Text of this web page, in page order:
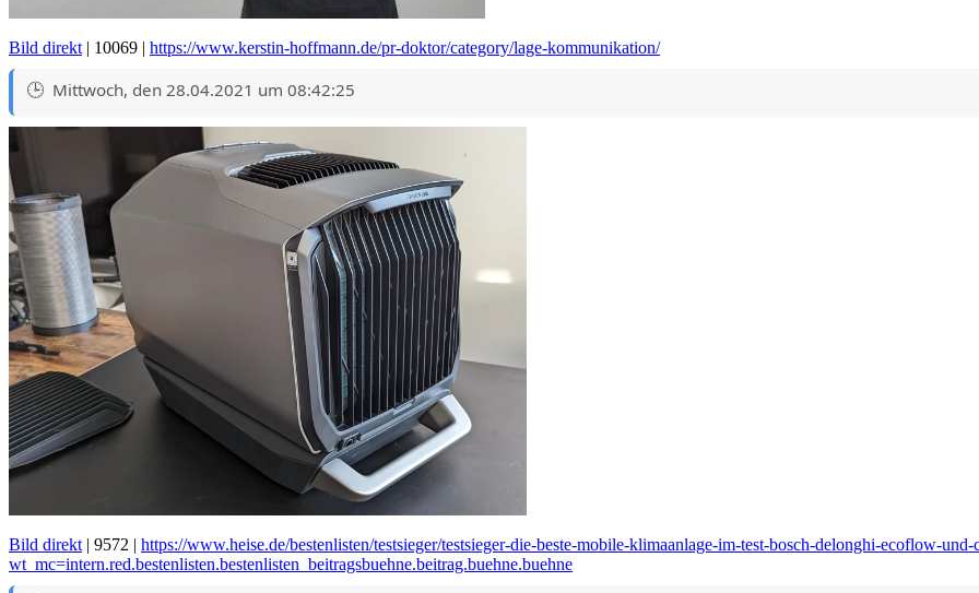
Bild direkt | 10069 | https://www.kerstin-hoffmann.de/pr-doktor/category/lage-kommunikation/
Mittwoch, den 28.04.2021 um 08:42:25
Bild direkt | 9572 | https://www.heise.de/bestenlisten/testsieger/testsieger-die-beste-mobile-klimaanlage-im-test-bosch-delonghi-ecoflow-
wt_mc=intern.red.bestenlisten.bestenlisten_beitragsbuehne.beitrag.buehne.buehne